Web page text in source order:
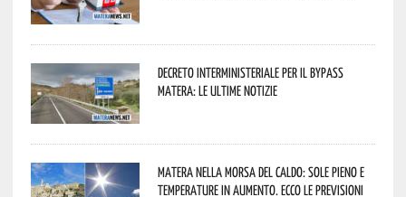
Decreto interministeriale per il Bypass
Matera: le ultime notizie
Matera nella morsa del caldo: sole pieno e
temperature in aumento. Ecco le previsioni